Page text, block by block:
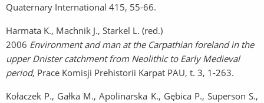
Quaternary International 415, 55-66.
Harmata K., Machnik J., Starkel L. (red.)
2006 Environment and man at the Carpathian foreland in the
upper Dnister catchment from Neolithic to Early Medieval
period, Prace Komisji Prehistorii Karpat PAU, t. 3, 1-263.
Kołaczek P., Gałka M., Apolinarska K., Gębica P., Superson S.,